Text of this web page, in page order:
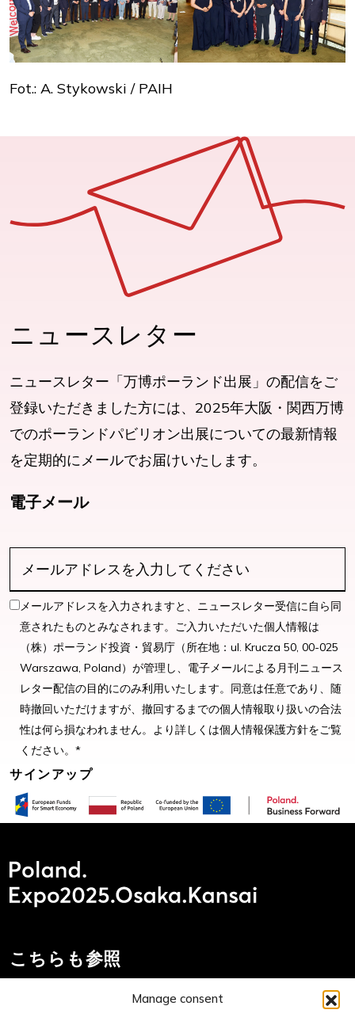
Manage consent
Fot.: A. Stykowski / PAIH
ニュースレター
ニュースレター「万博ポーランド出展」の配信をご
登録いただきました方には、2025年大阪・関西万博
でのポーランドパビリオン出展についての最新情報
を定期的にメールでお届けいたします。
電子メール
メールアドレスを入力されますと、ニュースレター受信に自ら同
意されたものとみなされます。ご入力いただいた個人情報は
（株）ポーランド投資・貿易庁（所在地：ul. Krucza 50, 00-025
Warszawa, Poland）が管理し、電子メールによる月刊ニュース
レター配信の目的にのみ利用いたします。同意は任意であり、随
時撤回いただけますが、撤回するまでの個人情報取り扱いの合法
性は何ら損なわれません。より詳しくは個人情報保護方針をご覧
ください。*
こちらも参照